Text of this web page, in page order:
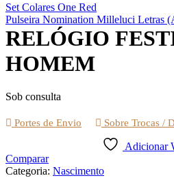
Set Colares One Red
Pulseira Nomination Milleluci Letras
RELÓGIO
HOMEM
Sob consulta
Portes de Envio Sobre Trocas /
Adicionar
Comparar
Categoria: Nascimento